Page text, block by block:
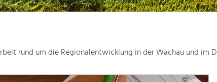
rund um die Regionalentwicklung in der Wachau und im